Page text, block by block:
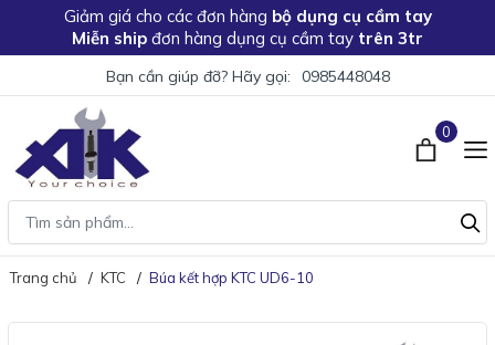
Giảm giá cho các đơn hàng bộ dụng cụ cầm tay
Miễn ship đơn hàng dụng cụ cầm tay trên 3tr
Bạn cần giúp đỡ? Hãy gọi: 0985448048
0
Trang chủ KTC Búa kết hợp KTC UD6-10